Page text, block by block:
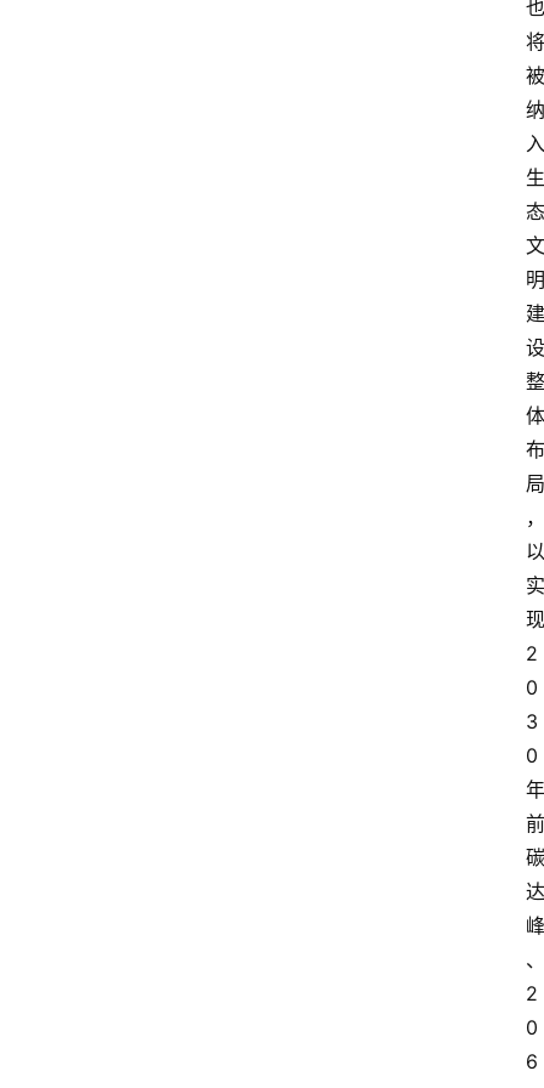
也
将
被
纳
入
生
态
文
明
建
设
整
体
布
局
，
以
实
现
2
0
3
0
年
前
碳
达
峰
、
2
0
6